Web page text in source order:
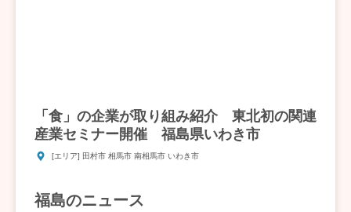
「食」の企業が取り組み紹介 東北初の関連
産業セミナー開催 福島県いわき市
[エリア] 田村市 相馬市 南相馬市 いわき市
福島のニュース